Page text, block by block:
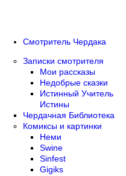
Смотритель Чердака
Записки смотрителя
Мои рассказы
Недобрые сказки
Истинный Учитель
Истины
Чердачная Библиотека
Комиксы и картинки
Неми
Swine
Sinfest
Gigiks